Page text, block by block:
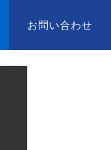
お問い合わせ